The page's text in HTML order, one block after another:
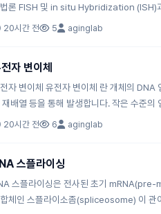
론 FISH 및 in situ Hybridization (ISH)
20시간 전 5 aginglab
자 변이체
자 변이체 유전자 변이체 란 개체의
재배열 등을 통해 발생합니다. 작은 수준
20시간 전 6 aginglab
스플라이싱
스플라이싱은 전사된 초기 mRNA(pre-
체인 스플라이소좀(spliceosome) 이 관